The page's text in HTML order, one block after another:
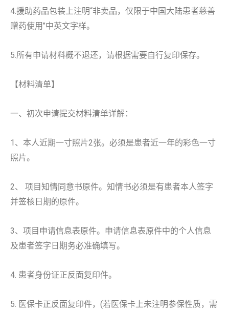
4.援助药品包装上注明‘‘非卖品，仅限于中国大陆患者慈善
赠药使用’’中英文字样。
5.所有申请材料概不退还，请根据需要自行复印保存。
【材料清单】
一、初次申请提交材料清单详解：
1、本人近期一寸照片2张。必须是患者近一年的彩色一寸
照片。
2、 项目知情同意书原件。知情书必须是有患者本人签字
并签核日期的原件。
3、项目申请信息表原件。申请信息表原件中的个人信息
及患者签字日期务必准确填写。
4. 患者身份证正反面复印件。
5. 医保卡正反面复印件，(若医保卡上未注明参保性质，需